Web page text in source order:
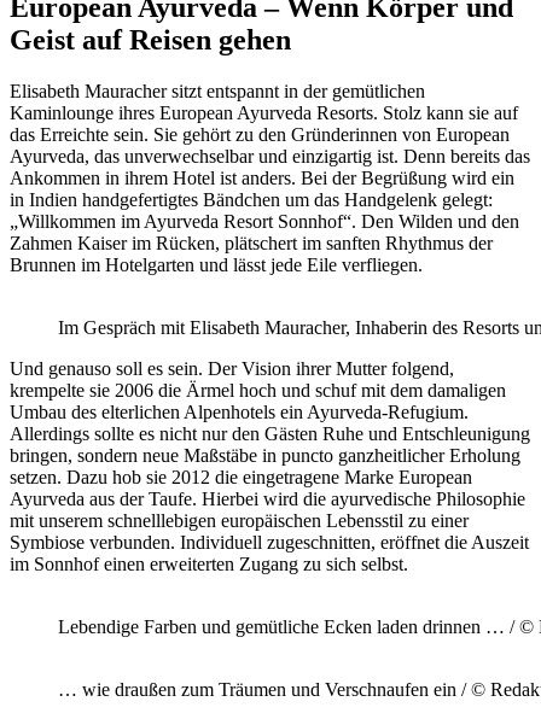
European Ayurveda – Wenn Körper und
Geist auf Reisen gehen
Elisabeth Mauracher sitzt entspannt in der gemütlichen
Kaminlounge ihres European Ayurveda Resorts. Stolz kann sie auf
das Erreichte sein. Sie gehört zu den Gründerinnen von European
Ayurveda, das unverwechselbar und einzigartig ist. Denn bereits das
Ankommen in ihrem Hotel ist anders. Bei der Begrüßung wird ein
in Indien handgefertigtes Bändchen um das Handgelenk gelegt:
„Willkommen im Ayurveda Resort Sonnhof“. Den Wilden und den
Zahmen Kaiser im Rücken, plätschert im sanften Rhythmus der
Brunnen im Hotelgarten und lässt jede Eile verfliegen.
Im Gespräch mit Elisabeth Mauracher, Inhaberin des
Und genauso soll es sein. Der Vision ihrer Mutter folgend,
krempelte sie 2006 die Ärmel hoch und schuf mit dem damaligen
Umbau des elterlichen Alpenhotels ein Ayurveda-Refugium.
Allerdings sollte es nicht nur den Gästen Ruhe und Entschleunigung
bringen, sondern neue Maßstäbe in puncto ganzheitlicher Erholung
setzen. Dazu hob sie 2012 die eingetragene Marke European
Ayurveda aus der Taufe. Hierbei wird die ayurvedische Philosophie
mit unserem schnelllebigen europäischen Lebensstil zu einer
Symbiose verbunden. Individuell zugeschnitten, eröffnet die Auszeit
im Sonnhof einen erweiterten Zugang zu sich selbst.
Lebendige Farben und gemütliche Ecken laden drinnen … / ©
… wie draußen zum Träumen und Verschnaufen ein / ©